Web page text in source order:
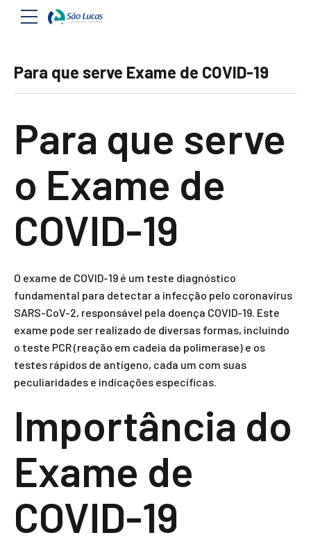
Para que serve Exame de COVID-19
Para que serve
o Exame de
COVID-19
O exame de COVID-19 é um teste diagnóstico
fundamental para detectar a infecção pelo coronavírus
SARS-CoV-2, responsável pela doença COVID-19. Este
exame pode ser realizado de diversas formas, incluindo
o teste PCR (reação em cadeia da polimerase) e os
testes rápidos de antígeno, cada um com suas
peculiaridades e indicações específicas.
Importância do
Exame de
COVID-19